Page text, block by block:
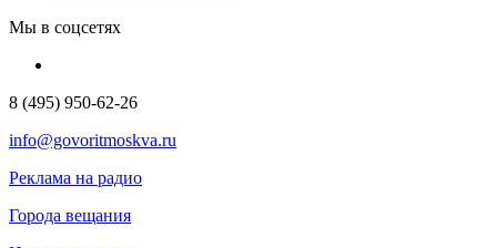
Мы в соцсетях
8 (495) 950-62-26
info@govoritmoskva.ru
Реклама на радио
Города вещания